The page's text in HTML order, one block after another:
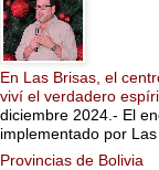
En Las Brisas, el
viví el verdadero
diciembre 2024.- El
implementado por
Provincias de Bolivia